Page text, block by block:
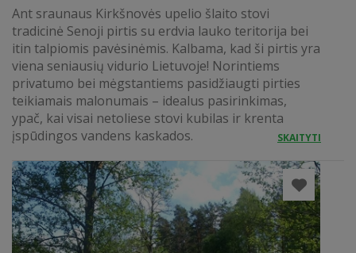
Ant sraunaus Kirkšnovės upelio šlaito stovi
tradicinė Senoji pirtis su erdvia lauko teritorija bei
itin talpiomis pavėsinėmis. Kalbama, kad ši pirtis yra
viena seniausių vidurio Lietuvoje! Norintiems
privatumo bei mėgstantiems pasidžiaugti pirties
teikiamais malonumais – idealus pasirinkimas,
ypač, kai visai netoliese stovi kubilas ir krenta
įspūdingos vandens kaskados.
SKAITYTI